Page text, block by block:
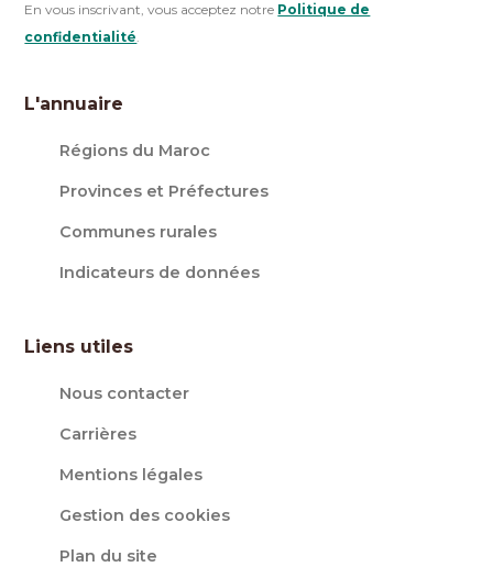
En vous inscrivant, vous acceptez notre Politique de
confidentialité.
L'annuaire
Régions du Maroc
Provinces et Préfectures
Communes rurales
Indicateurs de données
Liens utiles
Nous contacter
Carrières
Mentions légales
Gestion des cookies
Plan du site